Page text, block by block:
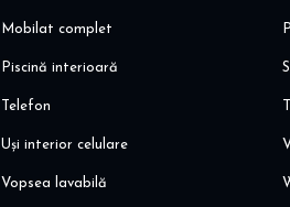
Mobilat complet
Piscină interioară
Telefon
Uși interior celulare
Vopsea lavabilă